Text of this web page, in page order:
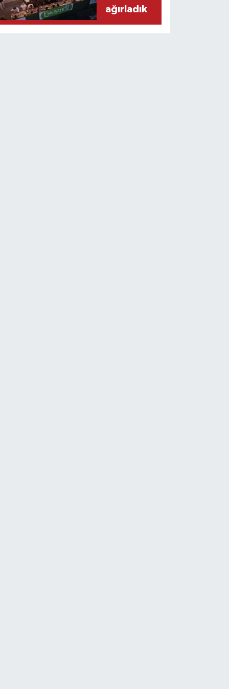
ağırladık